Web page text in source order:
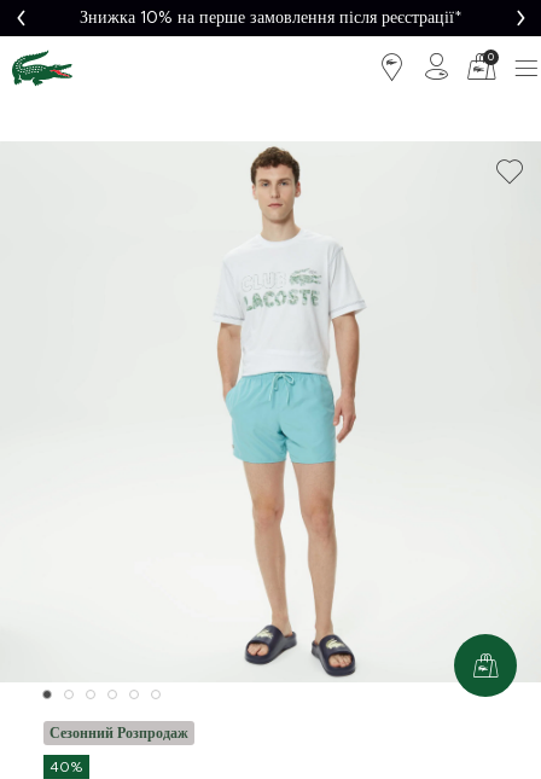
Знижка 10% на перше замовлення після реєстрації*
0
Сезонний Розпродаж
40%
доставка від